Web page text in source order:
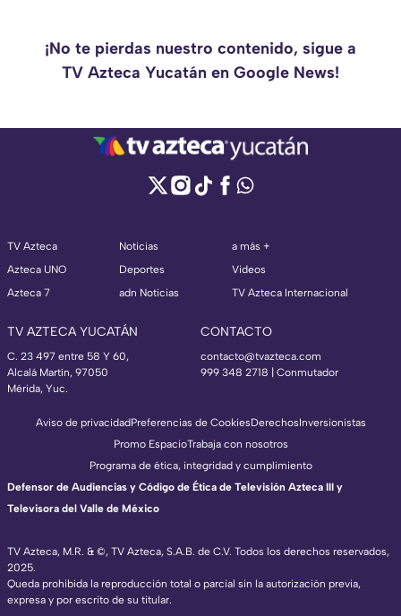
¡No te pierdas nuestro contenido, sigue a
TV Azteca Yucatán en Google News!
TV Azteca
Azteca UNO
Azteca 7
Noticias
Deportes
adn Noticias
a más +
Videos
TV Azteca Internacional
TV AZTECA YUCATÁN
C. 23 497 entre 58 Y 60,
Alcalá Martín, 97050
Mérida, Yuc.
CONTACTO
contacto@tvazteca.com
999 348 2718 | Conmutador
TV Azteca, M.R. & ©, TV Azteca, S.A.B. de C.V. Todos los derechos reservados,
2025.
Queda prohibida la reproducción total o parcial sin la autorización previa,
expresa y por escrito de su titular.
Aviso de privacidadPreferencias de CookiesDerechosInversionistas
Promo EspacioTrabaja con nosotros
Programa de ética, integridad y cumplimiento
Defensor de Audiencias y Código de Ética de Televisión Azteca III y
Televisora del Valle de México